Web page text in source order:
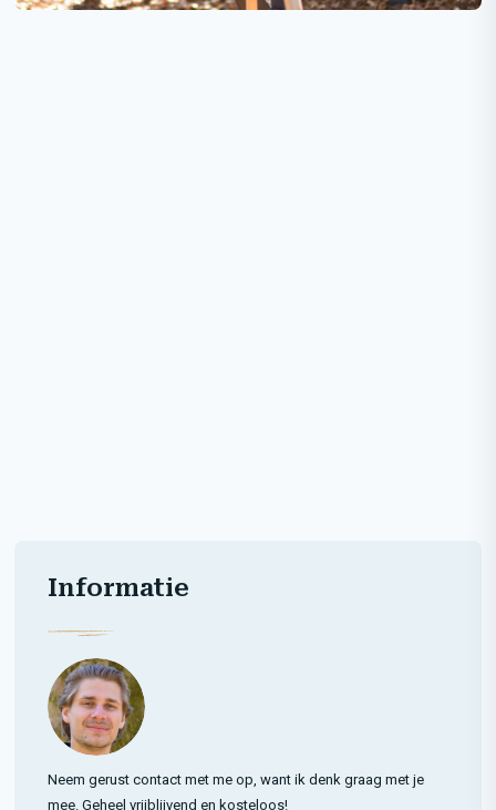
Informatie
Neem gerust contact met me op, want ik denk graag met je
mee. Geheel vrijblijvend en kosteloos!